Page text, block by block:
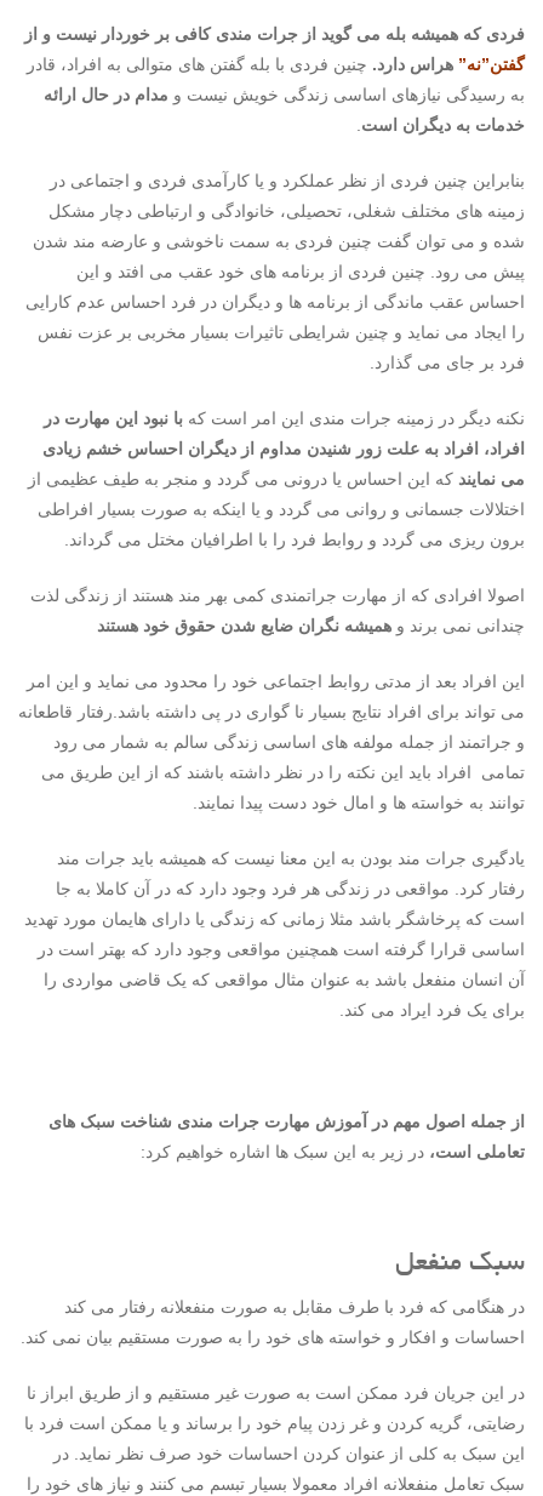
فردی که همیشه بله می گوید از جرات مندی کافی بر خوردار نیست و از
گفتن”نه” هراس دارد. چنین فردی با بله گفتن های متوالی به افراد، قادر
به رسیدگی نیازهای اساسی زندگی خویش نیست و مدام در حال ارائه
خدمات به دیگران است.
بنابراین چنین فردی از نظر عملکرد و یا کارآمدی فردی و اجتماعی در
زمینه های مختلف شغلی، تحصیلی، خانوادگی و ارتباطی دچار مشکل
شده و می توان گفت چنین فردی به سمت ناخوشی و عارضه مند شدن
پیش می رود. چنین فردی از برنامه های خود عقب می افتد و این
احساس عقب ماندگی از برنامه ها و دیگران در فرد احساس عدم کارایی
را ایجاد می نماید و چنین شرایطی تاثیرات بسیار مخربی بر عزت نفس
فرد بر جای می گذارد.
نکنه دیگر در زمینه جرات مندی این امر است که با نبود این مهارت در
افراد، افراد به علت زور شنیدن مداوم از دیگران احساس خشم زیادی
می نمایند که این احساس یا درونی می گردد و منجر به طیف عظیمی از
اختلالات جسمانی و روانی می گردد و یا اینکه به صورت بسیار افراطی
برون ریزی می گردد و روابط فرد را با اطرافیان مختل می گرداند.
اصولا افرادی که از مهارت جراتمندی کمی بهر مند هستند از زندگی لذت
چندانی نمی برند و همیشه نگران ضایع شدن حقوق خود هستند
این افراد بعد از مدتی روابط اجتماعی خود را محدود می نماید و این امر
می تواند برای افراد نتایج بسیار نا گواری در پی داشته باشد.رفتار قاطعانه
و جراتمند از جمله مولفه های اساسی زندگی سالم به شمار می رود
تمامی افراد باید این نکته را در نظر داشته باشند که از این طریق می
توانند به خواسته ها و امال خود دست پیدا نمایند.
یادگیری جرات مند بودن به این معنا نیست که همیشه باید جرات مند
رفتار کرد. مواقعی در زندگی هر فرد وجود دارد که در آن کاملا به جا
است که پرخاشگر باشد مثلا زمانی که زندگی یا دارای هایمان مورد تهدید
اساسی قرارا گرفته است همچنین مواقعی وجود دارد که بهتر است در
آن انسان منفعل باشد به عنوان مثال مواقعی که یک قاضی مواردی را
برای یک فرد ایراد می کند.
از جمله اصول مهم در آموزش مهارت جرات مندی شناخت سبک های
تعاملی است، در زیر به این سبک ها اشاره خواهیم کرد:
سبک منفعل
در هنگامی که فرد با طرف مقابل به صورت منفعلانه رفتار می کند
احساسات و افکار و خواسته های خود را به صورت مستقیم بیان نمی کند.
در این جریان فرد ممکن است به صورت غیر مستقیم و از طریق ابراز نا
رضایتی، گریه کردن و غر زدن پیام خود را برساند و یا ممکن است فرد با
این سبک به کلی از عنوان کردن احساسات خود صرف نظر نماید. در
سبک تعامل منفعلانه افراد معمولا بسیار تبسم می کنند و نیاز های خود را